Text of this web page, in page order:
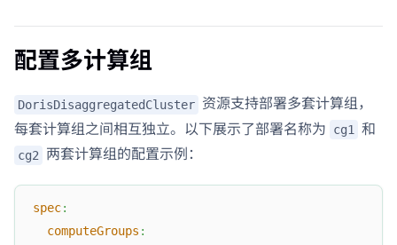
配置多计算组
DorisDisaggregatedCluster 资源支持部署多套计算组，
每套计算组之间相互独立。以下展示了部署名称为
cg1 和
cg2 两套计算组的配置示例：
spec:
computeGroups :